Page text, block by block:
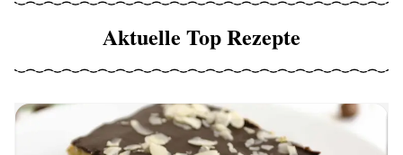
Aktuelle Top Rezepte